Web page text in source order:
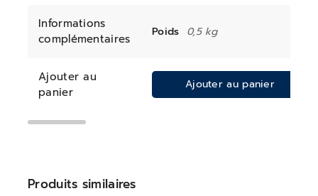
Informations
complémentaires
Poids 0,5 kg
Ajouter au
panier
Ajouter au panier
Produits similaires